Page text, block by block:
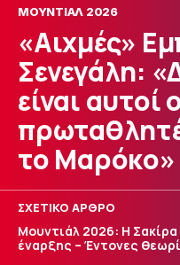
ΜΟΥΝΤΙΑΛ 2026
«Αιχμές»
Σενεγάλη:
είναι αυτοί
το Μαρόκο»
ΣΧΕΤΙΚΟ ΑΡΘΡΟ
Μουντιάλ 2026: H
έναρξης – Έντονες